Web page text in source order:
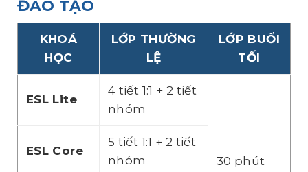
ĐÀO TẠO
KHOÁ
HỌC
LỚP THƯỜNG
LỆ
LỚP BUỔI
TỐI
ESL Lite
4 tiết 1:1 + 2 tiết
nhóm
30 phút
ESL Core
5 tiết 1:1 + 2 tiết
nhóm